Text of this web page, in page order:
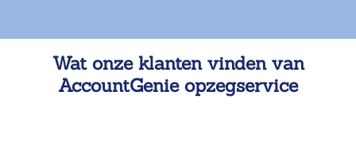
Wat onze klanten vinden van
AccountGenie opzegservice